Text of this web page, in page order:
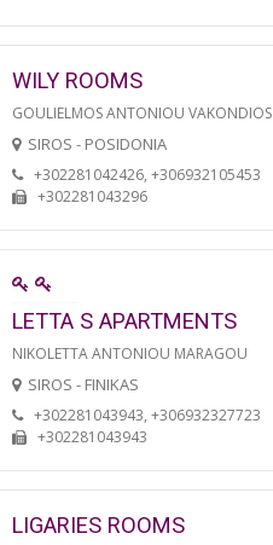
WILY ROOMS
GOULIELMOS ANTONIOU VAKONDIOS
SIROS - POSIDONIA
+302281042426, +306932105453
+302281043296
LETTA S APARTMENTS
NIKOLETTA ANTONIOU MARAGOU
SIROS - FINIKAS
+302281043943, +306932327723
+302281043943
LIGARIES ROOMS